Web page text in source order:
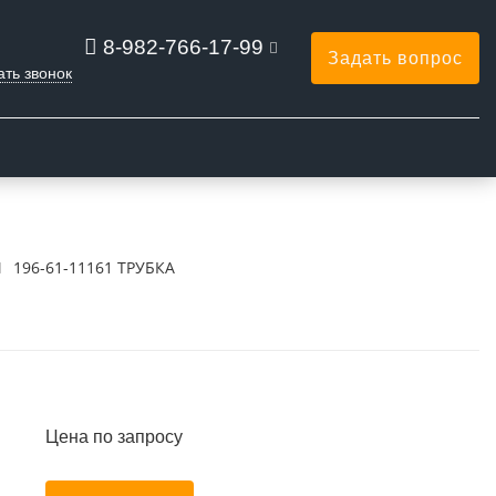
8-982-766-17-99
звонок
Задать вопрос
196-61-11161 ТРУБКА
Цена по запросу